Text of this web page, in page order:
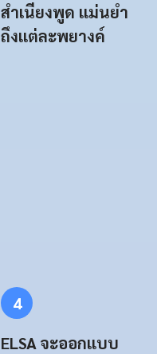
สำเนียงพูด แม่นยำ
ถึงแต่ละพยางค์
4
ELSA จะออกแบบ